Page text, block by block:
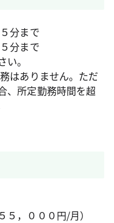
分まで
分まで
。
はありません。ただ
、所定勤務時間を超
，０００円/月）